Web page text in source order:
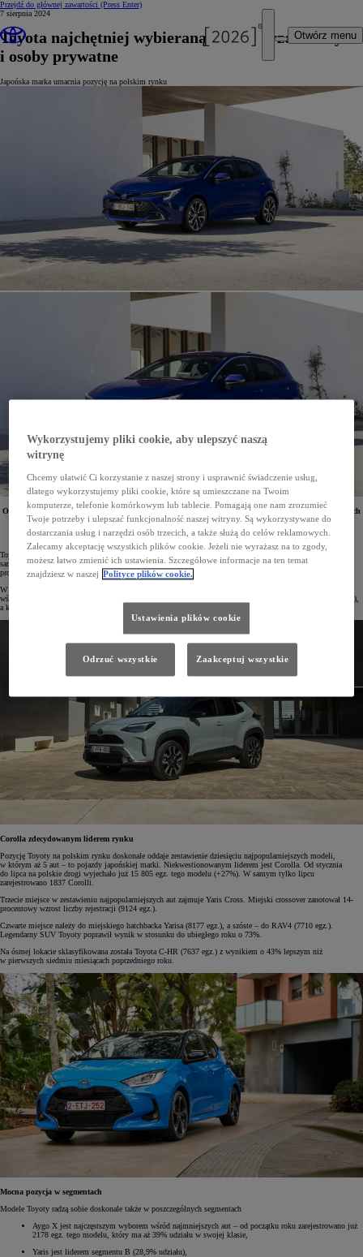
Przejdź do głównej zawartości (Press Enter)
Otwórz menu
7 sierpnia 2024
Toyota najchętniej wybieraną marką przez firmy
i osoby prywatne
Japońska marka umacnia pozycję na polskim rynku
Od stycznia do lipca 2024 roku w Polsce zarejestrowano 63 559 samochodów osobowych i dostawczych
Toyoty. To o 18% więcej niż w tym samym okresie roku ubiegłego. Pojazdy marki cieszą się dużą
popularnością zarówno wśród osób prywatnych, jak i firm. Najczęściej rejestrowanym modelem
w Polsce w 2024 roku jest Corolla.
Toyota umocniła swoją pozycję na polskim rynku, rejestrując od stycznia do lipca 2024 roku 63 559
samochodów osobowych i dostawczych. Jest to wynik o 18% lepszy niż rok wcześniej. Dwóch kolejnych
producentów w zestawieniu zanotowało łącznie mniejszą liczbę rejestracji od Toyoty.
W lipcu br. na polskie drogi wyjechało 7830 Toyot (+18%). Marka była zdecydowanym liderem zarówno
wśród osób prywatnych, jak i firm. Przedsiębiorstwa zarejestrowały w poprzednim miesiącu 5455 aut (+17%),
a klienci indywidualni – 2375 egz. (+22%).
Corolla zdecydowanym liderem rynku
Pozycję Toyoty na polskim rynku doskonale oddaje zestawienie dziesięciu najpopularniejszych modeli,
w którym aż 5 aut – to pojazdy japońskiej marki. Niekwestionowanym liderem jest Corolla. Od stycznia
do lipca na polskie drogi wyjechało już 15 805 egz. tego modelu (+27%). W samym tylko lipcu
zarejestrowano 1837 Corolli.
Trzecie miejsce w zestawieniu najpopularniejszych aut zajmuje Yaris Cross. Miejski crossover zanotował 14-
procentowy wzrost liczby rejestracji (9124 egz.).
Czwarte miejsce należy do miejskiego hatchbacka Yarisa (8177 egz.), a szóste – do RAV4 (7710 egz.).
Legendarny SUV Toyoty poprawił wynik w stosunku do ubiegłego roku o 73%.
Na ósmej lokacie sklasyfikowana została Toyota C-HR (7637 egz.) z wynikiem o 43% lepszym niż
w pierwszych siedmiu miesiącach poprzedniego roku.
Mocna pozycja w segmentach
Modele Toyoty radzą sobie doskonale także w poszczególnych segmentach
Aygo X jest najczęstszym wyborem wśród najmniejszych aut – od początku roku zarejestrowano już
2178 egz. tego modelu, który ma aż 39% udziału w swojej klasie,
Yaris jest liderem segmentu B (28,9% udziału),
Wykorzystujemy pliki cookie, aby ulepszyć naszą
witrynę
Chcemy ułatwić Ci korzystanie z naszej strony i usprawnić świadczenie usług,
dlatego wykorzystujemy pliki cookie, które są umieszczane na Twoim
komputerze, telefonie komórkowym lub tablecie. Pomagają one nam zrozumieć
Twoje potrzeby i ulepszać funkcjonalność naszej witryny. Są wykorzystywane do
dostarczania usług i narzędzi osób trzecich, a także służą do celów reklamowych.
Zalecamy akceptację wszystkich plików cookie. Jeżeli nie wyrażasz na to zgody,
możesz łatwo zmienić ich ustawienia. Szczegółowe informacje na ten temat
znajdziesz w naszej Polityce plików cookie.
Ustawienia plików cookie
Odrzuć wszystkie Zaakceptuj wszystkie